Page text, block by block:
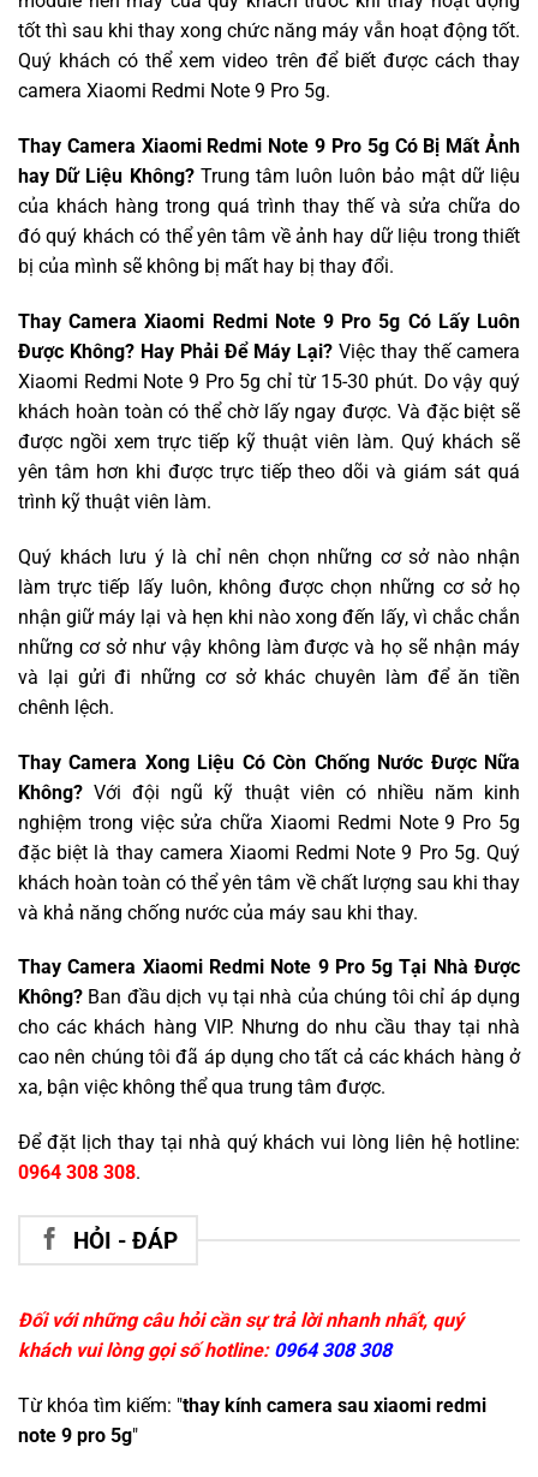
tốt thì sau khi thay xong chức năng máy vẫn hoạt động tốt.
Quý khách có thể xem video trên để biết được cách thay
camera Xiaomi Redmi Note 9 Pro 5g.
Thay Camera Xiaomi Redmi Note 9 Pro 5g Có Bị Mất Ảnh
hay Dữ Liệu Không?Trung tâm luôn luôn bảo mật dữ liệu
của khách hàng trong quá trình thay thế và sửa chữa do
đó quý khách có thể yên tâm về ảnh hay dữ liệu trong thiết
bị của mình sẽ không bị mất hay bị thay đổi.
Thay Camera Xiaomi Redmi Note 9 Pro 5g Có Lấy Luôn
Được Không? Hay Phải Để Máy Lại? Việc thay thế camera
Xiaomi Redmi Note 9 Pro 5g chỉ từ 15-30 phút. Do vậy quý
khách hoàn toàn có thể chờ lấy ngay được. Và đặc biệt sẽ
được ngồi xem trực tiếp kỹ thuật viên làm. Quý khách sẽ
yên tâm hơn khi được trực tiếp theo dõi và giám sát quá
trình kỹ thuật viên làm.
Quý khách lưu ý là chỉ nên chọn những cơ sở nào nhận
làm trực tiếp lấy luôn, không được chọn những cơ sở họ
nhận giữ máy lại và hẹn khi nào xong đến lấy, vì chắc chắn
những cơ sở như vậy không làm được và họ sẽ nhận máy
và lại gửi đi những cơ sở khác chuyên làm để ăn tiền
chênh lệch.
Thay Camera Xong Liệu Có Còn Chống Nước Được Nữa
Không? Với đội ngũ kỹ thuật viên có nhiều năm kinh
nghiệm trong việc sửa chữa Xiaomi Redmi Note 9 Pro 5g
đặc biệt là thay camera Xiaomi Redmi Note 9 Pro 5g. Quý
khách hoàn toàn có thể yên tâm về chất lượng sau khi thay
và khả năng chống nước của máy sau khi thay.
Thay Camera Xiaomi Redmi Note 9 Pro 5g Tại Nhà Được
Không? Ban đầu dịch vụ tại nhà của chúng tôi chỉ áp dụng
cho các khách hàng VIP. Nhưng do nhu cầu thay tại nhà
cao nên chúng tôi đã áp dụng cho tất cả các khách hàng ở
xa, bận việc không thể qua trung tâm được.
Để đặt lịch thay tại nhà quý khách vui lòng liên hệ hotline:
0964 308 308.
HỎI - ĐÁP
Đối với những câu hỏi cần sự trả lời nhanh nhất, quý
khách vui lòng gọi số hotline: 0964 308 308
Từ khóa tìm kiếm: "thay kính camera sau xiaomi redmi
note 9 pro 5g"